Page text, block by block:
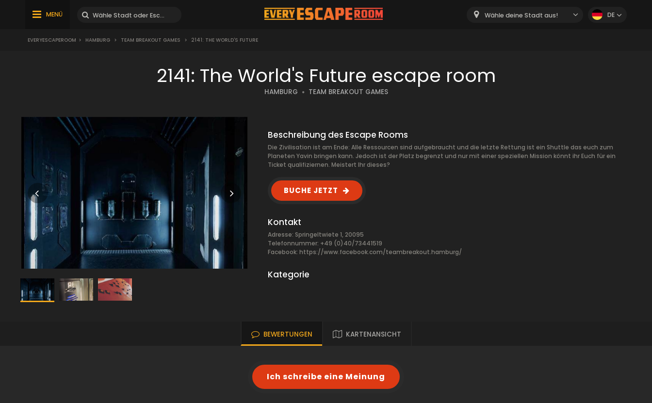
MENÜ Wähle deine Stadt aus! DE
EVERYESCAPEROOM > HAMBURG > TEAM BREAKOUT GAMES > 2141: THE WORLD'S FUTURE
2141: The World's Future escape room
HAMBURG TEAM BREAKOUT GAMES
Beschreibung des Escape Rooms
Die Zivilisation ist am Ende: Alle Ressourcen sind aufgebraucht und die letzte Rettung ist ein Shuttle das euch zum
Planeten Yavin bringen kann. Jedoch ist der Platz begrenzt und nur mit einer speziellen Mission könnt ihr Euch für ein
Ticket qualifiziernen. Meistert Ihr dieses?
BUCHE JETZT
Kontakt
Adresse: Springeltwiete 1, 20095
Telefonnummer: +49 (0)40/73441519
Facebook: https://www.facebook.com/teambreakout.hamburg/
Kategorie
BEWERTUNGEN KARTENANSICHT
Ich schreibe eine Meinung